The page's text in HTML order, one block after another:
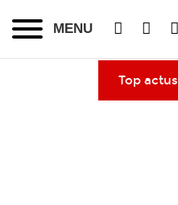
MENU
Top actus